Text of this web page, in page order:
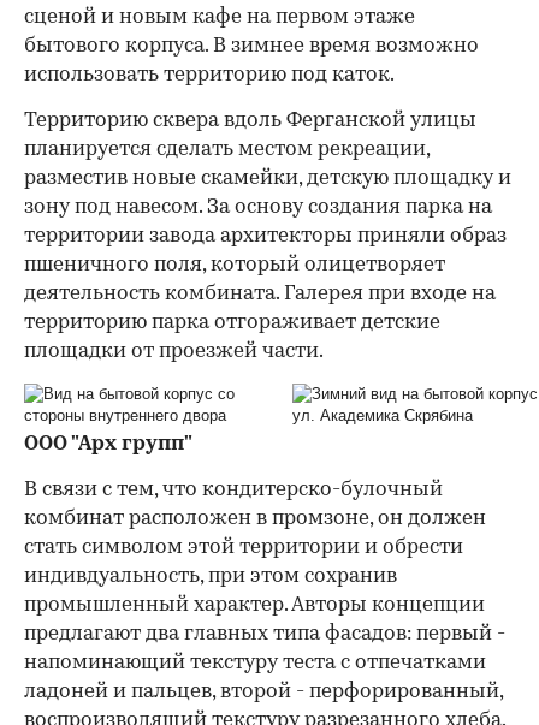
сценой и новым кафе на первом этаже
бытового корпуса. В зимнее время возможно
использовать территорию под каток.
Территорию сквера вдоль Ферганской улицы
планируется сделать местом рекреации,
разместив новые скамейки, детскую площадку и
зону под навесом. За основу создания парка на
территории завода архитекторы приняли образ
пшеничного поля, который олицетворяет
деятельность комбината. Галерея при входе на
территорию парка отгораживает детские
площадки от проезжей части.
ООО "Арх групп"
В связи с тем, что кондитерско-булочный
комбинат расположен в промзоне, он должен
стать символом этой территории и обрести
индивдуальность, при этом сохранив
промышленный характер. Авторы концепции
предлагают два главных типа фасадов: первый -
напоминающий текстуру теста с отпечатками
ладоней и пальцев, второй - перфорированный,
воспроизводящий текстуру разрезанного хлеба.